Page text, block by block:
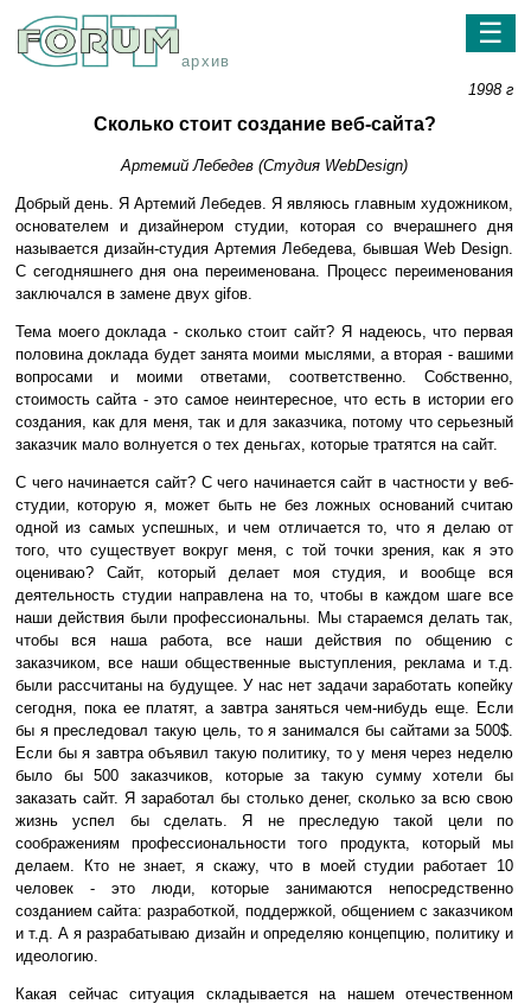
архив
☰
1998 г
Сколько стоит создание веб-сайта?
Артемий Лебедев (Студия WebDesign)
Добрый день. Я Артемий Лебедев. Я являюсь главным художником,
основателем и дизайнером студии, которая со вчерашнего дня
называется дизайн-студия Артемия Лебедева, бывшая Web Design.
С сегодняшнего дня она переименована. Процесс переименования
заключался в замене двух gifов.
Тема моего доклада - сколько стоит сайт? Я надеюсь, что первая
половина доклада будет занята моими мыслями, а вторая - вашими
вопросами и моими ответами, соответственно. Собственно,
стоимость сайта - это самое неинтересное, что есть в истории его
создания, как для меня, так и для заказчика, потому что серьезный
заказчик мало волнуется о тех деньгах, которые тратятся на сайт.
С чего начинается сайт? С чего начинается сайт в частности у веб-
студии, которую я, может быть не без ложных оснований считаю
одной из самых успешных, и чем отличается то, что я делаю от
того, что существует вокруг меня, с той точки зрения, как я это
оцениваю? Сайт, который делает моя студия, и вообще вся
деятельность студии направлена на то, чтобы в каждом шаге все
наши действия были профессиональны. Мы стараемся делать так,
чтобы вся наша работа, все наши действия по общению с
заказчиком, все наши общественные выступления, реклама и т.д.
были рассчитаны на будущее. У нас нет задачи заработать копейку
сегодня, пока ее платят, а завтра заняться чем-нибудь еще. Если
бы я преследовал такую цель, то я занимался бы сайтами за 500$.
Если бы я завтра объявил такую политику, то у меня через неделю
было бы 500 заказчиков, которые за такую сумму хотели бы
заказать сайт. Я заработал бы столько денег, сколько за всю свою
жизнь успел бы сделать. Я не преследую такой цели по
соображениям профессиональности того продукта, который мы
делаем. Кто не знает, я скажу, что в моей студии работает 10
человек - это люди, которые занимаются непосредственно
созданием сайта: разработкой, поддержкой, общением с заказчиком
и т.д. А я разрабатываю дизайн и определяю концепцию, политику и
идеологию.
Какая сейчас ситуация складывается на нашем отечественном